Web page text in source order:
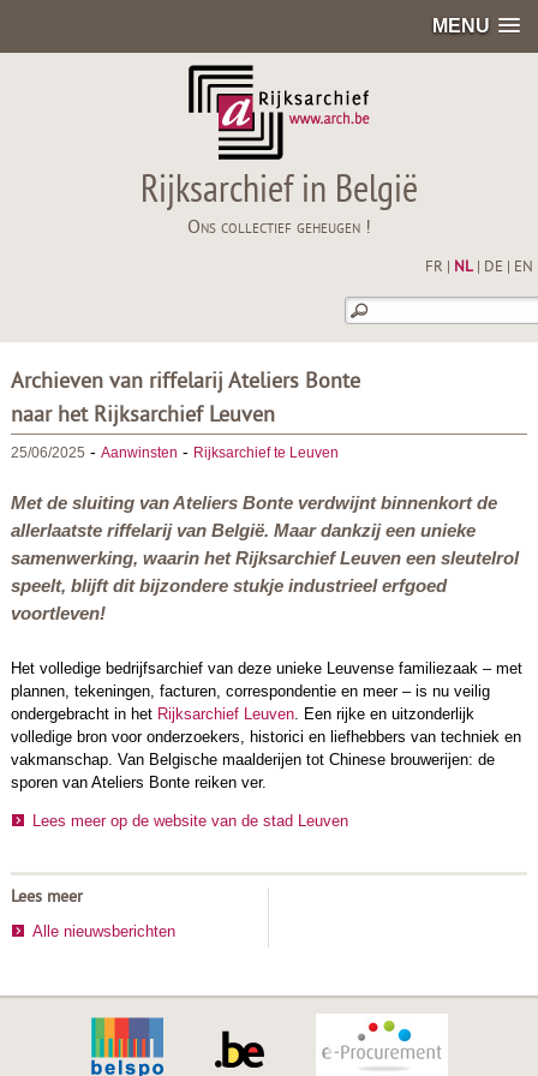
MENU
Rijksarchief in België
Ons collectief geheugen !
FR NL| DE EN
Archieven van riffelarij Ateliers Bonte
naar het Rijksarchief Leuven
25/06/2025 - Aanwinsten - Rijksarchief te Leuven
Met de sluiting van Ateliers Bonte verdwijnt binnenkort de
allerlaatste riffelarij van België. Maar dankzij een unieke
samenwerking, waarin het Rijksarchief Leuven een sleutelrol
speelt, blijft dit bijzondere stukje industrieel erfgoed
voortleven!
Het volledige bedrijfsarchief van deze unieke Leuvense familiezaak – met
plannen, tekeningen, facturen, correspondentie en meer – is nu veilig
ondergebracht in het Rijksarchief Leuven. Een rijke en uitzonderlijk
volledige bron voor onderzoekers, historici en liefhebbers van techniek en
vakmanschap. Van Belgische maalderijen tot Chinese brouwerijen: de
sporen van Ateliers Bonte reiken ver.
Lees meer op de website van de stad Leuven
Lees meer
Alle nieuwsberichten